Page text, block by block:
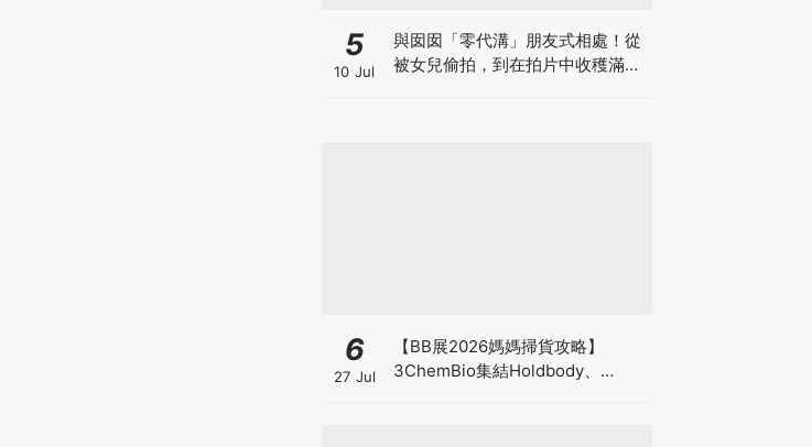
5
10 Jul
與囡囡「零代溝」朋友式相處！從
被女兒偷拍，到在拍片中收穫滿足
6
27 Jul
【BB展2026媽媽掃貨攻略】
3ChemBio集結Holdbody、